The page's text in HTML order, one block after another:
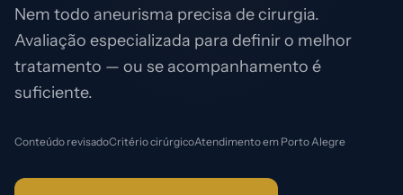
Nem todo aneurisma precisa de cirurgia.
Avaliação especializada para definir o melhor
tratamento — ou se acompanhamento é
suficiente.
Conteúdo revisadoCritério cirúrgicoAtendimento em Porto Alegre